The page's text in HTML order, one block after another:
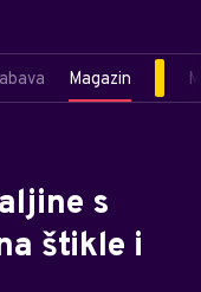
Magazin
s
štikle i